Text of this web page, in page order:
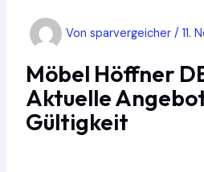
Von sparvergeicher / 11.
Möbel Höffner
Aktuelle
Gültigkeit